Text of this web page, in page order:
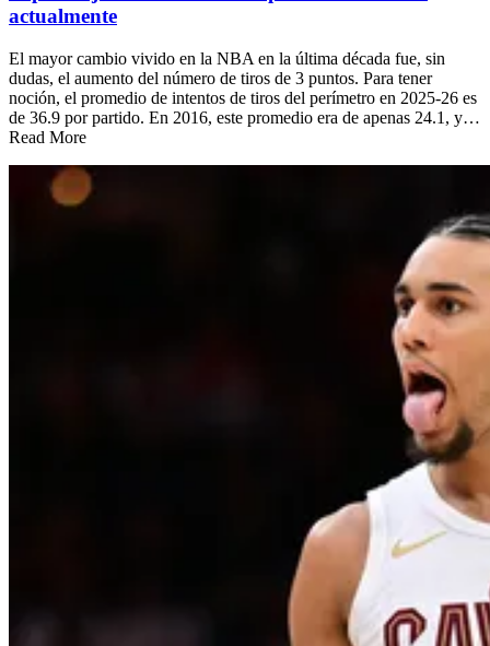
actualmente
El mayor cambio vivido en la NBA en la última década fue, sin
dudas, el aumento del número de tiros de 3 puntos. Para tener
noción, el promedio de intentos de tiros del perímetro en 2025-26 es
de 36.9 por partido. En 2016, este promedio era de apenas 24.1, y…
Read More